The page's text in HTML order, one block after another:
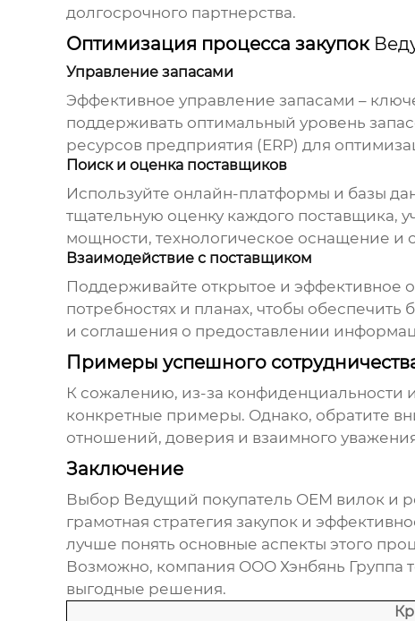
долгосрочного партнерства.
Оптимизация процесса закупок
Управление запасами
Эффективное управление запасами –
поддерживать оптимальный уровень
ресурсов предприятия (ERP) для
Поиск и оценка поставщиков
Используйте онлайн-платформы и базы
тщательную оценку каждого поставщика,
мощности, технологическое оснащение и
Взаимодействие с поставщиком
Поддерживайте открытое и
потребностях и планах, чтобы
и соглашения о предоставлении
Примеры успешного
К сожалению, из-за конфиденциальности
конкретные примеры. Однако, обратите
отношений, доверия и взаимного
Заключение
Выбор Ведущий покупатель OEM вилок и
грамотная стратегия закупок и
лучше понять основные аспекты этого
Возможно, компания ООО Хэнбянь Группа
выгодные решения.